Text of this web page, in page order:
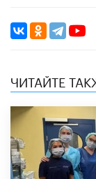
ЧИТАЙТЕ